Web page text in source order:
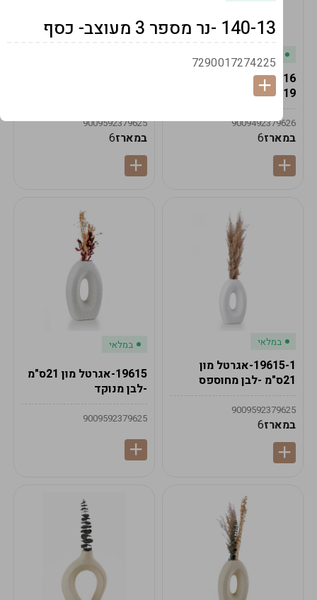
19616-אגרטל הרמס
19ס"מ -קרם
9009492379626
במארז6
9009592379625
במארז6
במלאי
19615-1-אגרטל מון
21ס"מ -לבן מחוספס
9009592379625
במארז6
במלאי
19615-אגרטל מון 21ס"מ
-לבן מנוקד
9009592379625
140-13 -נר מספר 3 מעוצב- כסף
7290017274225